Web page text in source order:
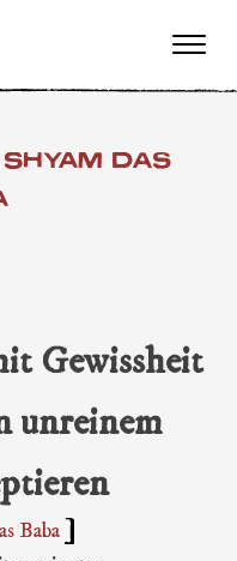
DAS
Gewissheit
unreinem
Baba